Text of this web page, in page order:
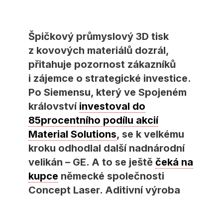
Špičkový průmyslový 3D tisk
z kovových materiálů dozrál,
přitahuje pozornost zákazníků
i zájemce o strategické investice.
Po Siemensu, který ve Spojeném
království investoval do
85procentního podílu akcií
Material Solutions, se k velkému
kroku odhodlal další nadnárodní
velikán – GE. A to se ještě čeká na
kupce německé společnosti
Concept Laser. Aditivní výroba